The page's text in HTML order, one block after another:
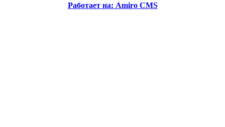
Работает на: Amiro CMS